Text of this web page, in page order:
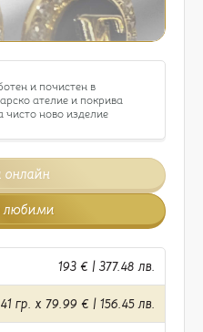
и почистен в
ателие и покрива
чисто ново изделие
онлайн
любими
193 € | 377.48 лв.
гр. x 79.99 € | 156.45 лв.